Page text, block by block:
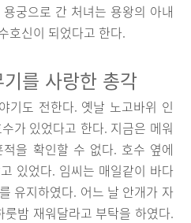
궁으로 간 처녀는 용왕의 아내
호신이 되었다고 한다.
를 사랑한 총각
기도 전한다. 옛날 노고바위 인
가 있었다고 한다. 지금은 메워
을 확인할 수 없다. 호수 옆에
있었다. 임씨는 매일같이 바다
유지하였다. 어느 날 안개가 자
밤 재워달라고 부탁을 하였다.